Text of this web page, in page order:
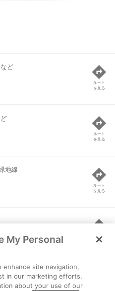
ど
ルート
を見る
ルート
を見る
地線
ルート
を見る
ルート
を見る
My Personal
site navigation,
in our marketing efforts.
about your use of our